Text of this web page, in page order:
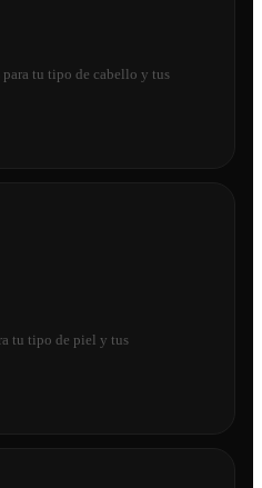
tu tipo de cabello y tus
tu tipo de piel y tus